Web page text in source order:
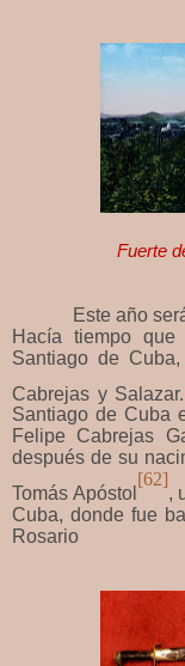
Fuerte
Este año
Hacía tiempo
Santiago de
Cabrejas y
Santiago de Cuba
Felipe Cabrejas
después de su
Tomás Apóstol
[62]
,
Cuba, donde fue
Rosario